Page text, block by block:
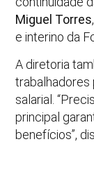
Miguel Torres
e interino da
A diretoria
trabalhadores
salarial.
principal
benefícios”,